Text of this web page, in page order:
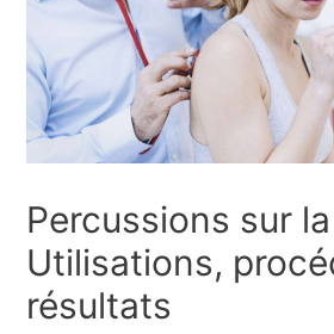
Percussions sur
Utilisations,
résultats